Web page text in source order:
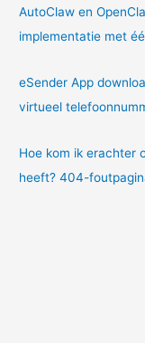
AutoClaw en
implementatie met
eSender App
virtueel
Hoe kom ik erachter
heeft? 404-